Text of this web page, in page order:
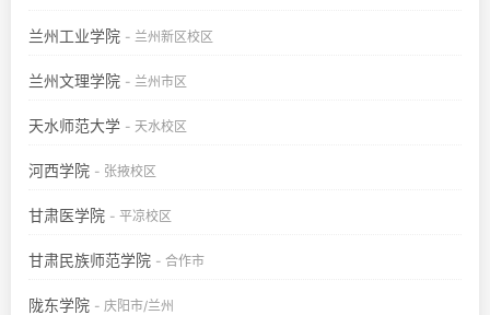
兰州工业学院 - 兰州新区校区
兰州文理学院 - 兰州市区
天水师范大学 - 天水校区
河西学院 - 张掖校区
甘肃医学院 - 平凉校区
甘肃民族师范学院 - 合作市
陇东学院 - 庆阳市/兰州